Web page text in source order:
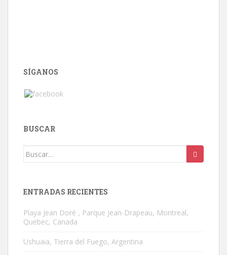
SÍGANOS
BUSCAR
Buscar:
ENTRADAS RECIENTES
Playa Jean Doré , Parque Jean-Drapeau, Montreal,
Quebec, Canada
Ushuaia, Tierra del Fuego, Argentina